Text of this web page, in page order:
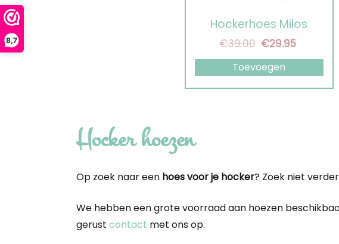
8,7
Hockerhoes Milos
€39.00 Oorspronkelijke
prijs
was:
€39.00.
€29.95
prijs
is:
€29.95.
Toevoegen
gekozen
worden
Hocker hoezen
Op zoek naar een hoes voor je hocker? Zoek niet
We hebben een grote voorraad aan hoezen
gerustcontact met ons op.